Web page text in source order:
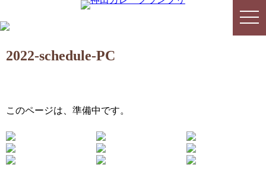
2022-schedule-PC
このページは、準備中です。